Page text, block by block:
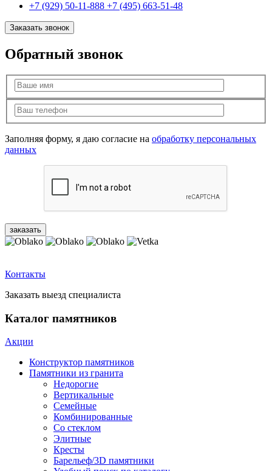
+7 (929) 50-11-888 +7 (495) 663-51-48
Заказать звонок
Обратный звонок
Заполняя форму, я даю согласие на обработку персональных
данных
Контакты
Заказать выезд специалиста
Каталог памятников
Акции
Конструктор памятников
Памятники из гранита
Недорогие
Вертикальные
Семейные
Комбинированные
Со стеклом
Элитные
Кресты
Барельеф/3D памятники